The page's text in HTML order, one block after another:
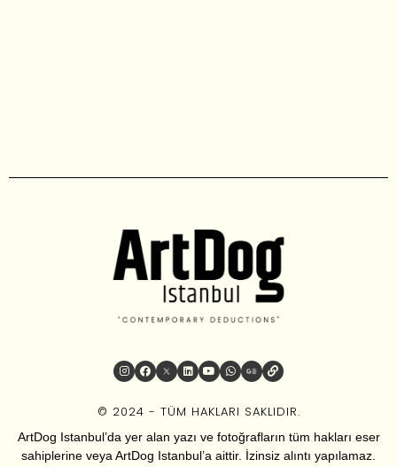
© 2024 - TÜM HAKLARI SAKLIDIR.
ArtDog Istanbul’da yer alan yazı ve fotoğrafların tüm hakları eser
sahiplerine veya ArtDog Istanbul’a aittir. İzinsiz alıntı yapılamaz.